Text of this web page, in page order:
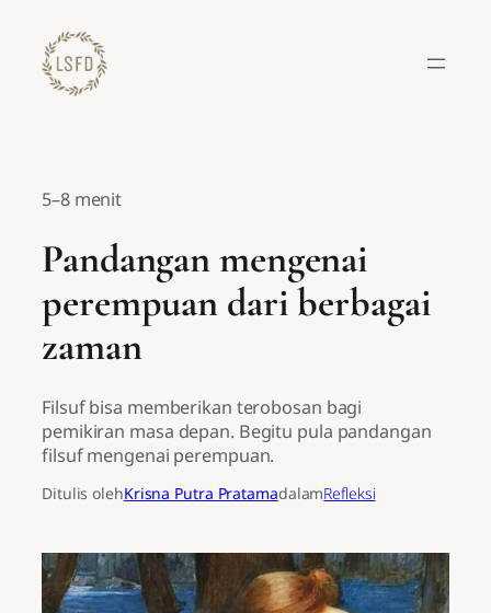
konten
5–8 menit
Pandangan mengenai
perempuan dari berbagai
zaman
Filsuf bisa memberikan terobosan bagi
pemikiran masa depan. Begitu pula pandangan
filsuf mengenai perempuan.
Ditulis olehKrisna Putra PratamadalamRefleksi